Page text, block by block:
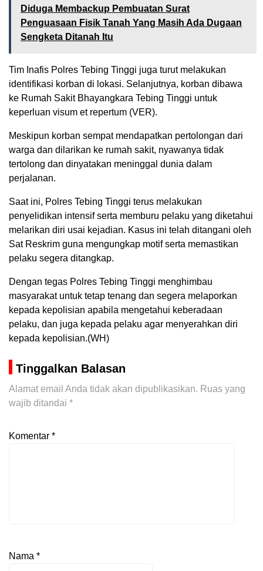
Diduga Membackup Pembuatan Surat
Penguasaan Fisik Tanah Yang Masih Ada Dugaan
Sengketa Ditanah Itu
Tim Inafis Polres Tebing Tinggi juga turut melakukan
identifikasi korban di lokasi. Selanjutnya, korban dibawa
ke Rumah Sakit Bhayangkara Tebing Tinggi untuk
keperluan visum et repertum (VER).
Meskipun korban sempat mendapatkan pertolongan dari
warga dan dilarikan ke rumah sakit, nyawanya tidak
tertolong dan dinyatakan meninggal dunia dalam
perjalanan.
Saat ini, Polres Tebing Tinggi terus melakukan
penyelidikan intensif serta memburu pelaku yang diketahui
melarikan diri usai kejadian. Kasus ini telah ditangani oleh
Sat Reskrim guna mengungkap motif serta memastikan
pelaku segera ditangkap.
Dengan tegas Polres Tebing Tinggi menghimbau
masyarakat untuk tetap tenang dan segera melaporkan
kepada kepolisian apabila mengetahui keberadaan
pelaku, dan juga kepada pelaku agar menyerahkan diri
kepada kepolisian.(WH)
Tinggalkan Balasan
Alamat email Anda tidak akan dipublikasikan. Ruas yang
wajib ditandai *
Komentar *
Nama *